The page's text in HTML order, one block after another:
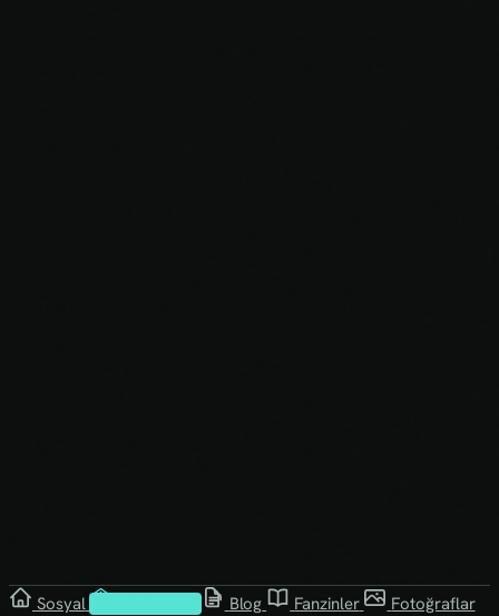
Sosyal Blog Fanzinler
Fotoğraflar